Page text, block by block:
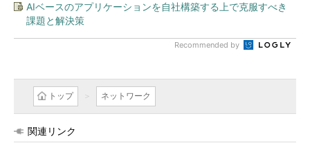
AIベースのアプリケーションを自社構築する上で克服すべき
課題と解決策
Recommended by
トップ ネットワーク
関連リンク